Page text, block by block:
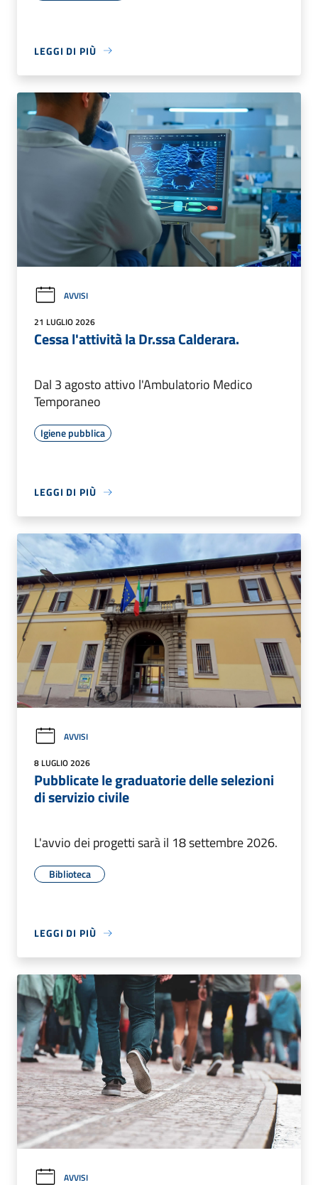
LEGGI DI PIÙ
AVVISI
21 LUGLIO 2026
Cessa l'attività la Dr.ssa Calderara.
Dal 3 agosto attivo l'Ambulatorio Medico
Temporaneo
Igiene pubblica
LEGGI DI PIÙ
AVVISI
8 LUGLIO 2026
Pubblicate le graduatorie delle selezioni
di servizio civile
L'avvio dei progetti sarà il 18 settembre 2026.
Biblioteca
LEGGI DI PIÙ
AVVISI